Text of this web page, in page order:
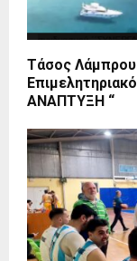
Τάσος
ΑΝΑΠΤΥΞΗ “